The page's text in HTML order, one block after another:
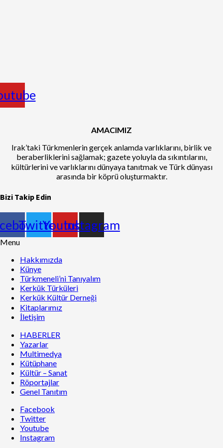
AMACIMIZ
Irak’taki Türkmenlerin gerçek anlamda varlıklarını, birlik ve
beraberliklerini sağlamak; gazete yoluyla da sıkıntılarını,
kültürlerini ve varlıklarını dünyaya tanıtmak ve Türk dünyası
arasında bir köprü oluşturmaktır.
Bizi Takip Edin
TwitterYoutube
Instagram
Menu
Hakkımızda
Künye
Türkmeneli’ni Tanıyalım
Kerkük Türküleri
Kerkük Kültür Derneği
Kitaplarımız
İletişim
HABERLER
Yazarlar
Multimedya
Kütüphane
Kültür – Sanat
Röportajlar
Genel Tanıtım
Facebook
Twitter
Youtube
Instagram